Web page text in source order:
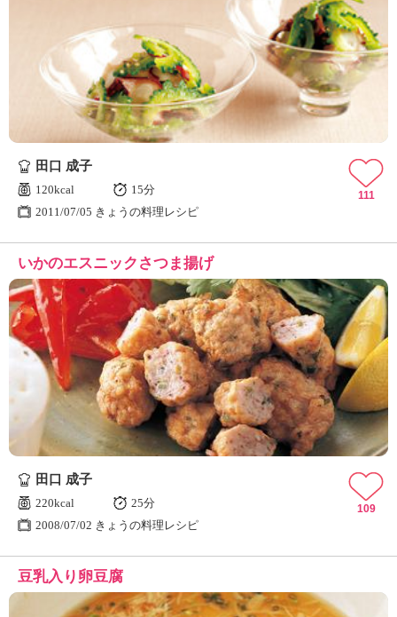
田口 成子
120kcal
15分
2011/07/05 きょうの料理レシピ
111
いかのエスニックさつま揚げ
田口 成子
220kcal
25分
2008/07/02 きょうの料理レシピ
109
豆乳入り卵豆腐